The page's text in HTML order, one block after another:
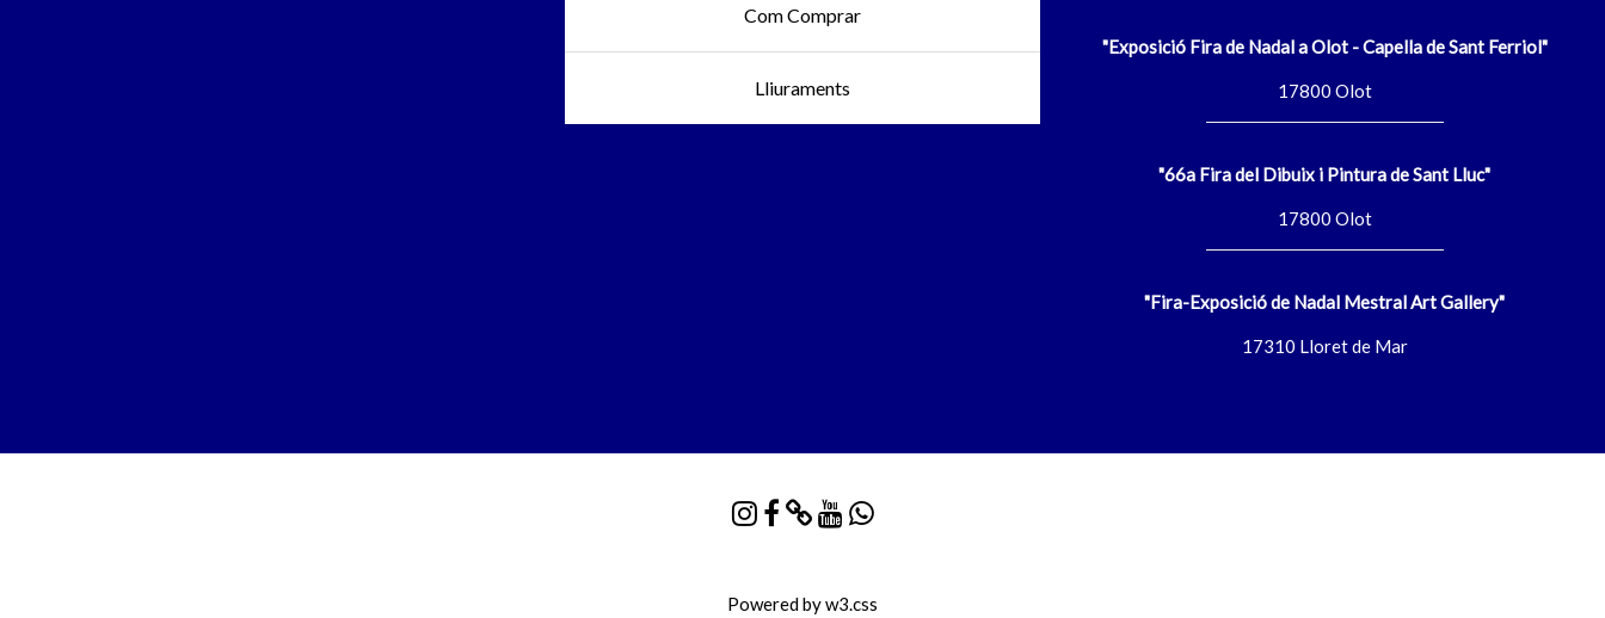
Com Comprar
Lliuraments
"Exposició Fira de Nadal a Olot - Capella de Sant Ferriol"
17800 Olot
"66a Fira del Dibuix i Pintura de Sant Lluc"
17800 Olot
"Fira-Exposició de Nadal Mestral Art Gallery"
17310 Lloret de Mar
Powered byw3.css